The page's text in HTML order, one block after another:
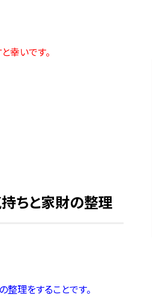
幸いです。
ちと家財の整理
理をすることです。